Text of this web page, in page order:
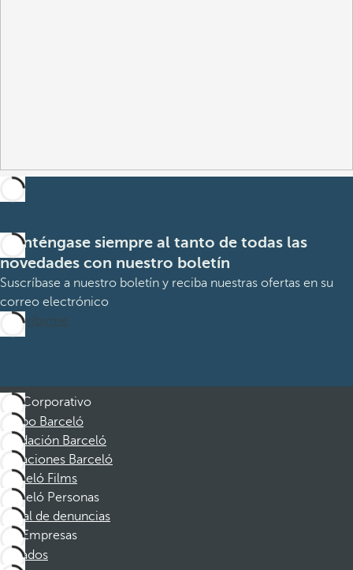
Manténgase siempre al tanto de todas las
novedades con nuestro boletín
Suscríbase a nuestro boletín y reciba nuestras ofertas en su
correo electrónico
Suscribirme
Corporativo
Grupo Barceló
Fundación Barceló
Vacaciones Barceló
Barceló Films
Barceló Personas
Canal de denuncias
Empresas
Afiliados